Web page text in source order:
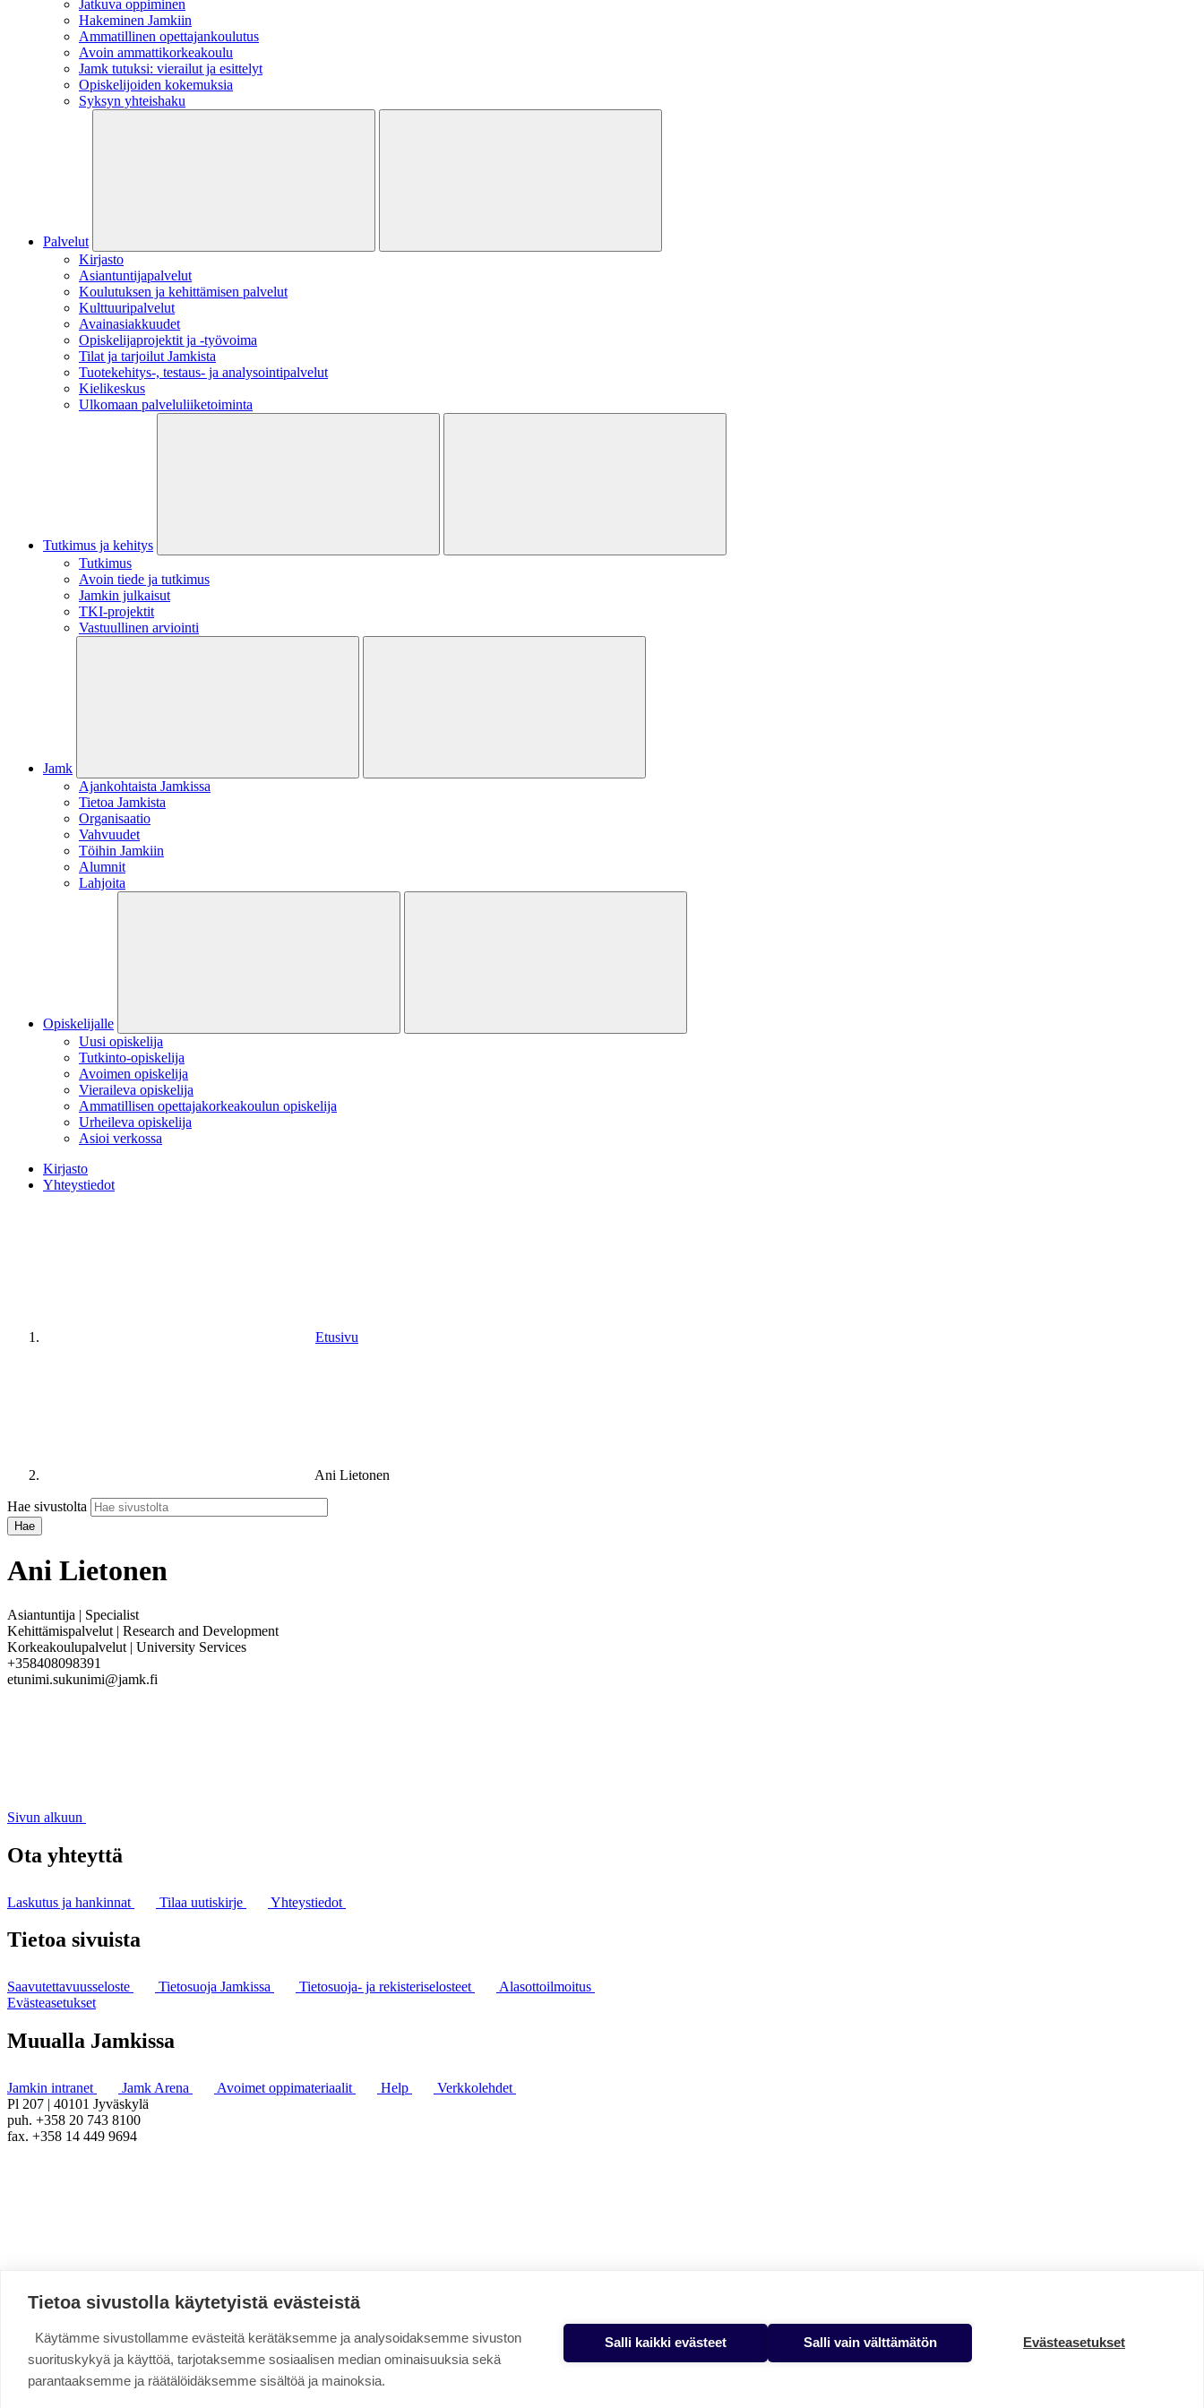
Jatkuva oppiminen
Hakeminen Jamkiin
Ammatillinen opettajankoulutus
Avoin ammattikorkeakoulu
Jamk tutuksi: vierailut ja esittelyt
Opiskelijoiden kokemuksia
Syksyn yhteishaku
Palvelut
Kirjasto
Asiantuntijapalvelut
Koulutuksen ja kehittämisen palvelut
Kulttuuripalvelut
Avainasiakkuudet
Opiskelijaprojektit​ ja -työvoima
Tilat ja tarjoilut Jamkista
Tuotekehitys-, testaus- ja analysointipalvelut
Kielikeskus
Ulkomaan palveluliiketoiminta
Tutkimus ja kehitys
Tutkimus
Avoin tiede ja tutkimus
Jamkin julkaisut
TKI-projektit
Vastuullinen arviointi
Jamk
Ajankohtaista Jamkissa
Tietoa Jamkista
Organisaatio
Vahvuudet
Töihin Jamkiin
Alumnit
Lahjoita
Opiskelijalle
Uusi opiskelija
Tutkinto-opiskelija
Avoimen opiskelija
Vieraileva opiskelija
Ammatillisen opettajakorkeakoulun opiskelija
Urheileva opiskelija
Asioi verkossa
Kirjasto
Yhteystiedot
Etusivu
Ani Lietonen
Hae sivustolta
Ani Lietonen
Asiantuntija | Specialist
Kehittämispalvelut | Research and Development
Korkeakoulupalvelut | University Services
+358408098391
etunimi.sukunimi@jamk.fi
Sivun alkuun
Ota yhteyttä
Laskutus ja hankinnat Tilaa uutiskirje Yhteystiedot
Tietoa sivuista
Saavutettavuusseloste Tietosuoja Jamkissa Tietosuoja- ja rekisteriselosteet
Alasottoilmoitus
Evästeasetukset
Muualla Jamkissa
Jamkin intranet Jamk Arena Avoimet oppimateriaalit Help
Verkkolehdet
Pl 207 | 40101 Jyväskylä
puh. +358 20 743 8100
fax. +358 14 449 9694
Tietoa sivustolla käytetyistä evästeistä
Käytämme sivustollamme evästeitä kerätäksemme ja analysoidaksemme sivuston
suorituskykyä ja käyttöä, tarjotaksemme sosiaalisen median ominaisuuksia sekä
parantaaksemme ja räätälöidäksemme sisältöä ja mainoksia.
Salli kaikki evästeet Salli vain välttämätön Evästeasetukset